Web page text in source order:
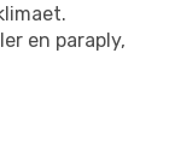
en paraply,